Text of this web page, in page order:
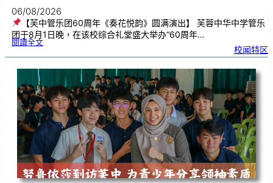
06/08/2026
【芙中管乐团60周年《奏花悦韵》圆满演出】 芙蓉中华中学管乐
团于8月1日晚，在该校综合礼堂盛大举办“60周年…
閱讀全文:芙
乐
6
0
《
奏
花
悦
韵
》
圆
满
演
出
校闻特区